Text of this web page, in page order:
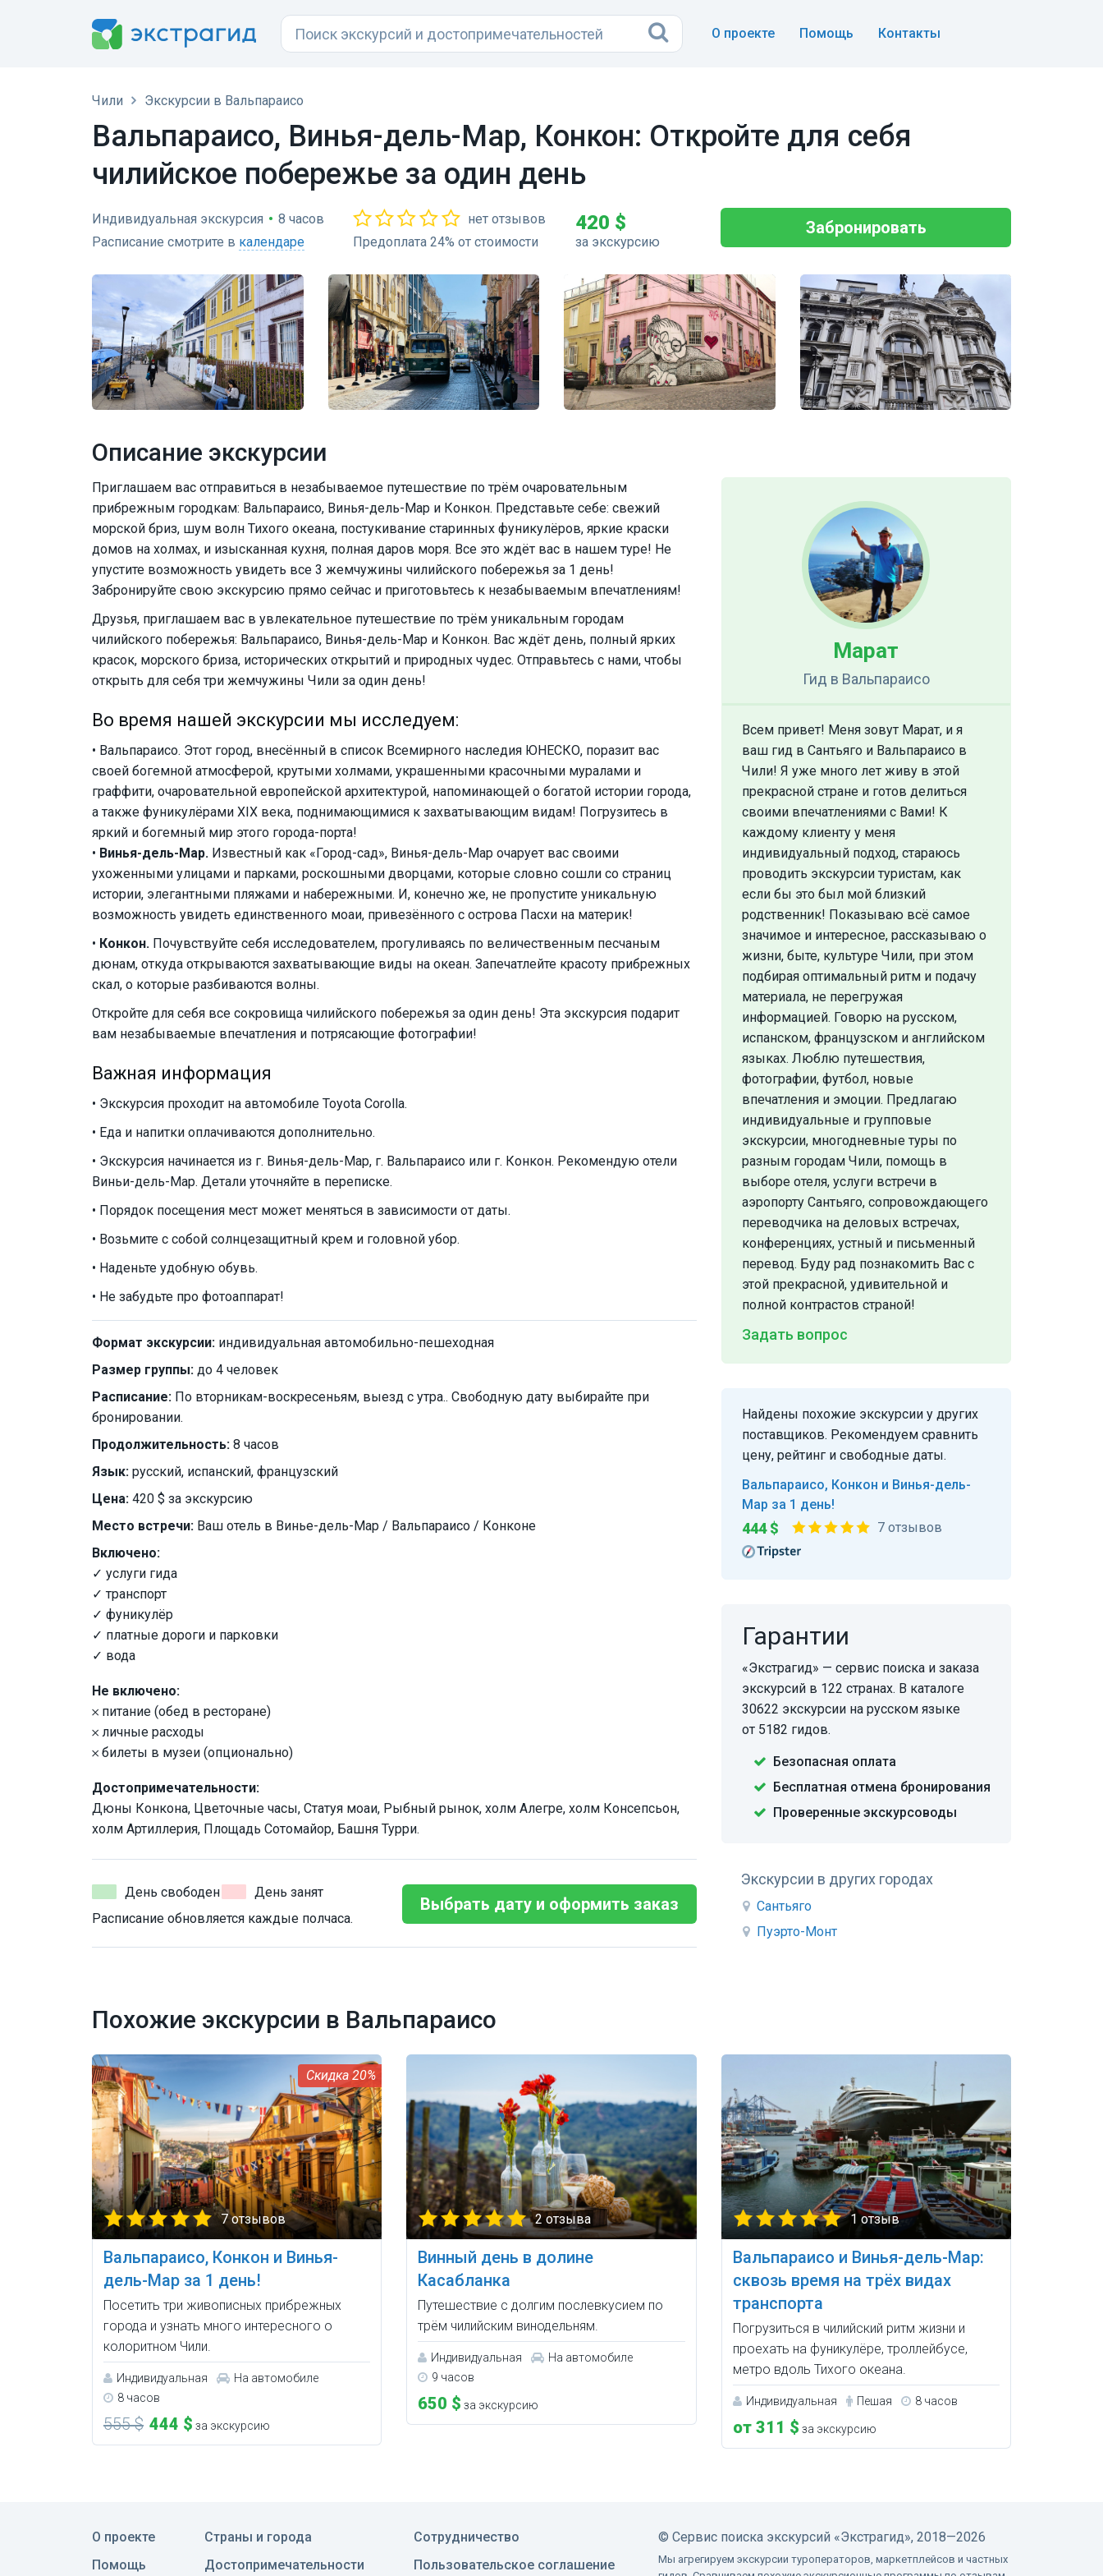
О проекте Помощь Контакты
Чили Экскурсии в Вальпараисо
Вальпараисо, Винья-дель-Мар, Конкон: Откройте для себя
чилийское побережье за один день
Индивидуальная экскурсия • 8 часов
Расписание смотрите в календаре
нет отзывов
Предоплата 24% от стоимости
420 $
за экскурсию
Забронировать
Описание экскурсии
Приглашаем вас отправиться в незабываемое путешествие по трём очаровательным
прибрежным городкам: Вальпараисо, Винья-дель-Мар и Конкон. Представьте себе: свежий
морской бриз, шум волн Тихого океана, постукивание старинных фуникулёров, яркие краски
домов на холмах, и изысканная кухня, полная даров моря. Все это ждёт вас в нашем туре! Не
упустите возможность увидеть все 3 жемчужины чилийского побережья за 1 день!
Забронируйте свою экскурсию прямо сейчас и приготовьтесь к незабываемым впечатлениям!
Друзья, приглашаем вас в увлекательное путешествие по трём уникальным городам
чилийского побережья: Вальпараисо, Винья-дель-Мар и Конкон. Вас ждёт день, полный ярких
красок, морского бриза, исторических открытий и природных чудес. Отправьтесь с нами, чтобы
открыть для себя три жемчужины Чили за один день!
Во время нашей экскурсии мы исследуем:
• Вальпараисо. Этот город, внесённый в список Всемирного наследия ЮНЕСКО, поразит вас
своей богемной атмосферой, крутыми холмами, украшенными красочными муралами и
граффити, очаровательной европейской архитектурой, напоминающей о богатой истории города,
а также фуникулёрами XIX века, поднимающимися к захватывающим видам! Погрузитесь в
яркий и богемный мир этого города-порта!
• Винья-дель-Мар. Известный как «Город-сад», Винья-дель-Мар очарует вас своими
ухоженными улицами и парками, роскошными дворцами, которые словно сошли со страниц
истории, элегантными пляжами и набережными. И, конечно же, не пропустите уникальную
возможность увидеть единственного моаи, привезённого с острова Пасхи на материк!
• Конкон. Почувствуйте себя исследователем, прогуливаясь по величественным песчаным
дюнам, откуда открываются захватывающие виды на океан. Запечатлейте красоту прибрежных
скал, о которые разбиваются волны.
Откройте для себя все сокровища чилийского побережья за один день! Эта экскурсия подарит
вам незабываемые впечатления и потрясающие фотографии!
Важная информация
• Экскурсия проходит на автомобиле Toyota Corolla.
• Еда и напитки оплачиваются дополнительно.
• Экскурсия начинается из г. Винья-дель-Мар, г. Вальпараисо или г. Конкон. Рекомендую отели
Виньи-дель-Мар. Детали уточняйте в переписке.
• Порядок посещения мест может меняться в зависимости от даты.
• Возьмите с собой солнцезащитный крем и головной убор.
• Наденьте удобную обувь.
• Не забудьте про фотоаппарат!
Формат экскурсии: индивидуальная автомобильно-пешеходная
Размер группы: до 4 человек
Расписание: По вторникам-воскресеньям, выезд с утра.. Свободную дату выбирайте при
бронировании.
Продолжительность: 8 часов
Язык: русский, испанский, французский
Цена: 420 $ за экскурсию
Место встречи: Ваш отель в Винье-дель-Мар / Вальпараисо / Конконе
Включено:
✓ услуги гида
✓ транспорт
✓ фуникулёр
✓ платные дороги и парковки
✓ вода
Не включено:
𐄂 питание (обед в ресторане)
𐄂 личные расходы
𐄂 билеты в музеи (опционально)
Достопримечательности:
Дюны Конкона, Цветочные часы, Статуя моаи, Рыбный рынок, холм Алегре, холм Консепсьон,
холм Артиллерия, Площадь Сотомайор, Башня Турри.
День свободен
День занят
Расписание обновляется каждые полчаса.
Выбрать дату и оформить заказ
Марат
Гид в Вальпараисо
Всем привет! Меня зовут Марат, и я
ваш гид в Сантьяго и Вальпараисо в
Чили! Я уже много лет живу в этой
прекрасной стране и готов делиться
своими впечатлениями с Вами! К
каждому клиенту у меня
индивидуальный подход, стараюсь
проводить экскурсии туристам, как
если бы это был мой близкий
родственник! Показываю всё самое
значимое и интересное, рассказываю о
жизни, быте, культуре Чили, при этом
подбирая оптимальный ритм и подачу
материала, не перегружая
информацией. Говорю на русском,
испанском, французском и английском
языках. Люблю путешествия,
фотографии, футбол, новые
впечатления и эмоции. Предлагаю
индивидуальные и групповые
экскурсии, многодневные туры по
разным городам Чили, помощь в
выборе отеля, услуги встречи в
аэропорту Сантьяго, сопровождающего
переводчика на деловых встречах,
конференциях, устный и письменный
перевод. Буду рад познакомить Вас с
этой прекрасной, удивительной и
полной контрастов страной!
Задать вопрос
Найдены похожие экскурсии у других
поставщиков. Рекомендуем сравнить
цену, рейтинг и свободные даты.
Вальпараисо, Конкон и Винья-дель-
Мар за 1 день!
444 $ 7 отзывов
Гарантии
«Экстрагид» — сервис поиска и заказа
экскурсий в 122 странах. В каталоге
30622 экскурсии на русском языке
от 5182 гидов.
Безопасная оплата
Бесплатная отмена бронирования
Проверенные экскурсоводы
Экскурсии в других городах
Сантьяго
Пуэрто-Монт
Похожие экскурсии в Вальпараисо
20%
7 отзывов
Вальпараисо, Конкон и Винья-
дель-Мар за 1 день!
Посетить три живописных прибрежных
города и узнать много интересного о
колоритном Чили.
Индивидуальная
На автомобиле
8 часов
555 $ 444 $ за экскурсию
2 отзыва
Винный день в долине
Касабланка
Путешествие с долгим послевкусием по
трём чилийским винодельням.
Индивидуальная
На автомобиле
9 часов
650 $ за экскурсию
1 отзыв
Вальпараисо и Винья-дель-Мар:
сквозь время на трёх видах
транспорта
Погрузиться в чилийский ритм жизни и
проехать на фуникулёре, троллейбусе,
метро вдоль Тихого океана.
Индивидуальная Пешая 8 часов
от 311 $ за экскурсию
О проекте
Помощь
Страны и города
Достопримечательности
Сотрудничество
Пользовательское соглашение
© Сервис поиска экскурсий «Экстрагид», 2018—2026
Мы агрегируем экскурсии туроператоров, маркетплейсов и частных